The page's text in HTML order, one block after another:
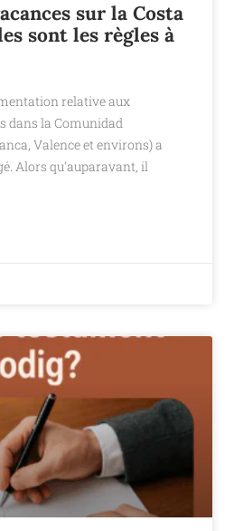
sur la Costa
sont les règles à
relative aux
dans la Comunidad
Valence et environs) a
Alors qu'auparavant, il